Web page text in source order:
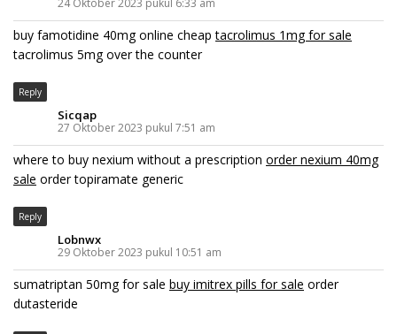
24 Oktober 2023 pukul 6:33 am
buy famotidine 40mg online cheaptacrolimus 1mg for sale
tacrolimus 5mg over the counter
Reply
Sicqap
27 Oktober 2023 pukul 7:51 am
where to buy nexium without a prescription order nexium 40mg
sale order topiramate generic
Reply
Lobnwx
29 Oktober 2023 pukul 10:51 am
sumatriptan 50mg for sale buy imitrex pills for sale order
dutasteride